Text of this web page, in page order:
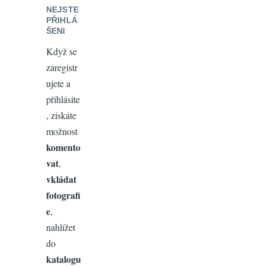
NEJSTE
PŘIHLÁ
ŠENI
Když se
zaregistr
ujete a
přihlásíte
, získáte
možnost
komento
vat,
vkládat
fotografi
e,
nahlížet
do
katalogu